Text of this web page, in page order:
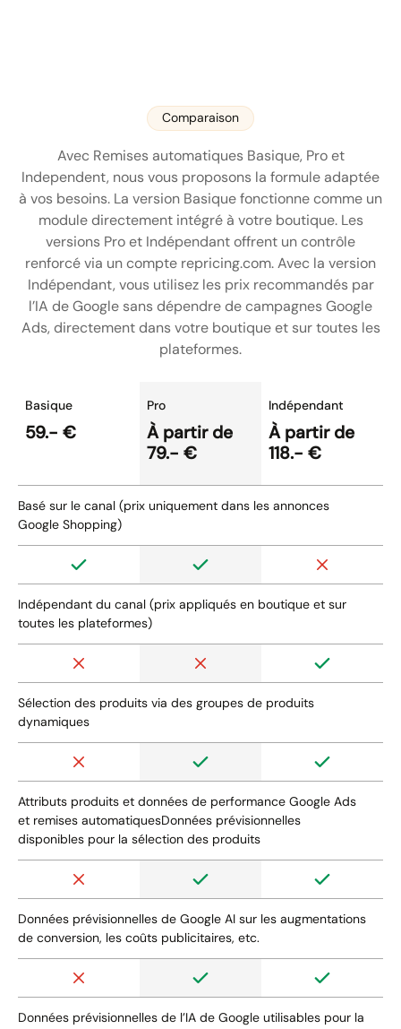
Comparaison
Avec Remises automatiques Basique, Pro et
Independent, nous vous proposons la formule adaptée
à vos besoins. La version Basique fonctionne comme un
module directement intégré à votre boutique. Les
versions Pro et Indépendant offrent un contrôle
renforcé via un compte repricing.com. Avec la version
Indépendant, vous utilisez les prix recommandés par
l’IA de Google sans dépendre de campagnes Google
Ads, directement dans votre boutique et sur toutes les
plateformes.
Basique
59.- €
Pro
À partir de
79.- €
Indépendant
À partir de
118.- €
Basé sur le canal (prix uniquement dans les annonces
Google Shopping)
Indépendant du canal (prix appliqués en boutique et sur
toutes les plateformes)
Sélection des produits via des groupes de produits
dynamiques
Attributs produits et données de performance Google Ads
et remises automatiquesDonnées prévisionnelles
disponibles pour la sélection des produits
Données prévisionnelles de Google AI sur les augmentations
de conversion, les coûts publicitaires, etc.
Données prévisionnelles de l’IA de Google utilisables pour la